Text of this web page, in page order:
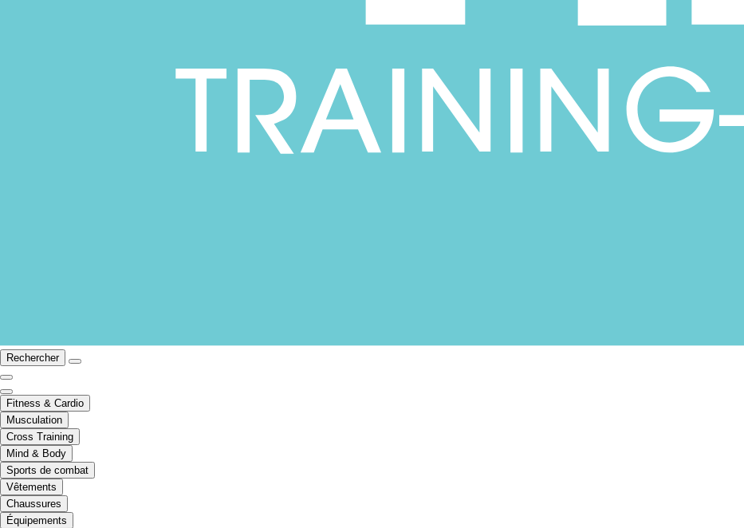
Rechercher
Fitness & Cardio
Musculation
Cross Training
Mind & Body
Sports de combat
Vêtements
Chaussures
Équipements